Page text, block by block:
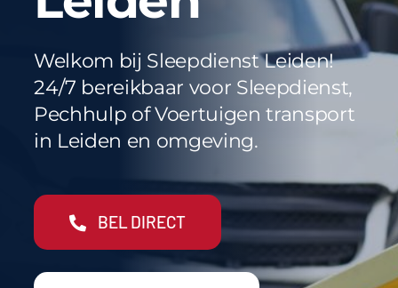
FAQ
Blog
Welkom bij Sleepdienst Leiden!
24/7 bereikbaar voor Sleepdienst,
Pechhulp of Voertuigen transport
in Leiden en omgeving.
BEL DIRECT